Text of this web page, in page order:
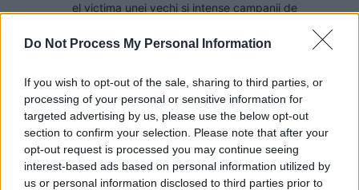
Do Not Process My Personal Information
If you wish to opt-out of the sale, sharing to third parties, or
processing of your personal or sensitive information for
targeted advertising by us, please use the below opt-out
section to confirm your selection. Please note that after your
opt-out request is processed you may continue seeing
interest-based ads based on personal information utilized by
us or personal information disclosed to third parties prior to
el victima unei vechi si intense campanii de
denigrare din care s-a ales cu o imagine care i-a
daunat.
europene, de care sunteti legat prin activitatea si
rezultatele d-stra, deja atacata urat, fiindca cei
care trebuia sa le puna in practica erau incapabili
sau/si nu doreau sa fie deranjati de la ocupatia
preferata, furatul.
Mai este in joc si necesutatea ca populatia sa fie